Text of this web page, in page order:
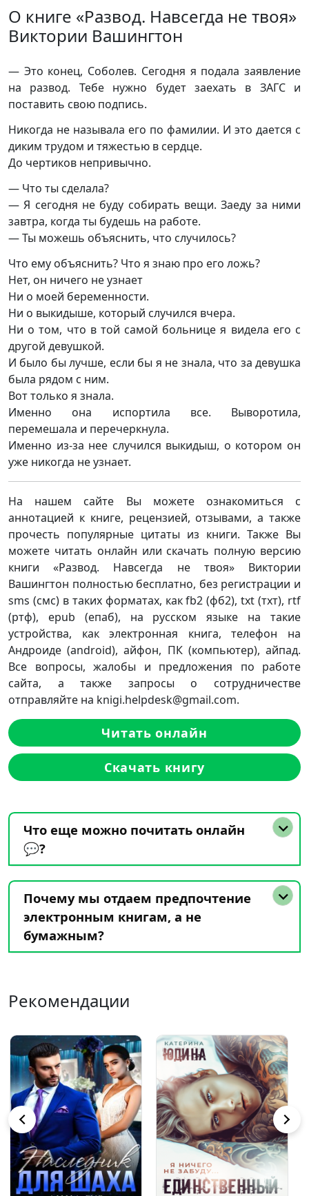
О книге «Развод. Навсегда не твоя»
Виктории Вашингтон
— Это конец, Соболев. Сегодня я подала заявление
на развод. Тебе нужно будет заехать в ЗАГС и
поставить свою подпись.
Никогда не называла его по фамилии. И это дается с
диким трудом и тяжестью в сердце.
До чертиков непривычно.
— Что ты сделала?
— Я сегодня не буду собирать вещи. Заеду за ними
завтра, когда ты будешь на работе.
— Ты можешь объяснить, что случилось?
Что ему объяснить? Что я знаю про его ложь?
Нет, он ничего не узнает
Ни о моей беременности.
Ни о выкидыше, который случился вчера.
Ни о том, что в той самой больнице я видела его с
другой девушкой.
И было бы лучше, если бы я не знала, что за девушка
была рядом с ним.
Вот только я знала.
Именно она испортила все. Выворотила,
перемешала и перечеркнула.
Именно из-за нее случился выкидыш, о котором он
уже никогда не узнает.
На нашем сайте Вы можете ознакомиться с
аннотацией к книге, рецензией, отзывами, а также
прочесть популярные цитаты из книги. Также Вы
можете читать онлайн или скачать полную версию
книги «Развод. Навсегда не твоя» Виктории
Вашингтон полностью бесплатно, без регистрации и
sms (смс) в таких форматах, как fb2 (фб2), txt (тхт), rtf
(ртф), epub (епаб), на русском языке на такие
устройства, как электронная книга, телефон на
Андроиде (android), айфон, ПК (компьютер), айпад.
Все вопросы, жалобы и предложения по работе
сайта, а также запросы о сотрудничестве
отправляйте на knigi.helpdesk@gmail.com.
Читать онлайн
Скачать книгу
Что еще можно почитать онлайн
💬?
Почему мы отдаем предпочтение
электронным книгам, а не
бумажным?
Рекомендации